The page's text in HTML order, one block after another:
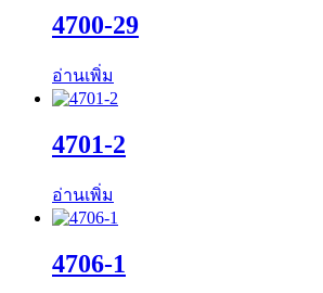
4700-29
อ่านเพิ่ม
4701-2
อ่านเพิ่ม
4706-1